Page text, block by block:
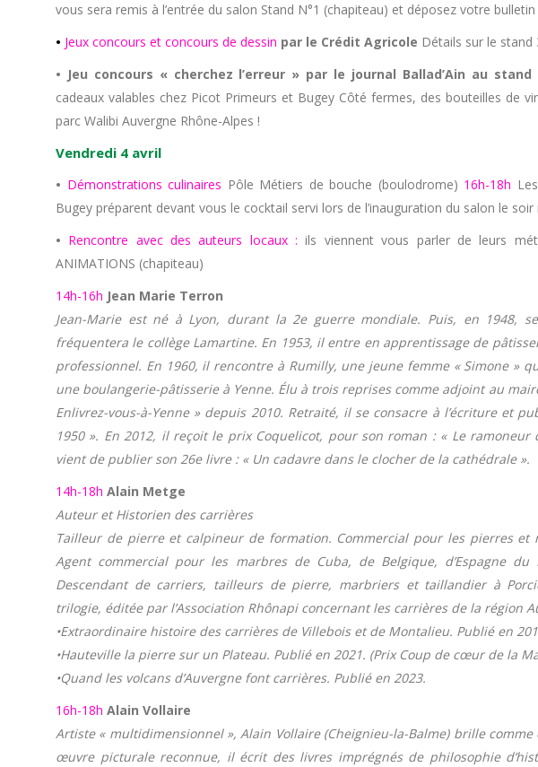
vous sera remis à l’entrée du salon Stand N°1 (chapiteau) et déposez votre bulletin
• Jeux concours et concours de dessin par le Crédit Agricole Détails sur le stand
• Jeu concours « cherchez l’erreur » par le journal Ballad’Ain au stand
cadeaux valables chez Picot Primeurs et Bugey Côté fermes, des bouteilles de
parc Walibi Auvergne Rhône-Alpes !
Vendredi 4 avril
• Démonstrations culinaires Pôle Métiers de bouche (boulodrome) 16h-18h
Bugey préparent devant vous le cocktail servi lors de l’inauguration du salon le soir
• Rencontre avec des auteurs locaux : ils viennent vous parler de leurs
ANIMATIONS (chapiteau)
14h-16h Jean Marie Terron
Jean-Marie est né à Lyon, durant la 2e guerre mondiale. Puis, en 1948,
fréquentera le collège Lamartine. En 1953, il entre en apprentissage de
professionnel. En 1960, il rencontre à Rumilly, une jeune femme « Simone »
une boulangerie-pâtisserie à Yenne. Élu à trois reprises comme adjoint au
Enlivrez-vous-à-Yenne » depuis 2010. Retraité, il se consacre à l’écriture et
1950 ». En 2012, il reçoit le prix Coquelicot, pour son roman : « Le
vient de publier son 26e livre : « Un cadavre dans le clocher de la cathédrale ».
14h-18h Alain Metge
Auteur et Historien des carrières
Tailleur de pierre et calpineur de formation. Commercial pour les pierres et
Agent commercial pour les marbres de Cuba, de Belgique, d’Espagne du
Descendant de carriers, tailleurs de pierre, marbriers et taillandier à
trilogie, éditée par l’Association Rhônapi concernant les carrières de la région
•Extraordinaire histoire des carrières de Villebois et de Montalieu. Publié en
•Hauteville la pierre sur un Plateau. Publié en 2021. (Prix Coup de cœur de la
•Quand les volcans d’Auvergne font carrières. Publié en 2023.
16h-18h Alain Vollaire
Artiste « multidimensionnel », Alain Vollaire (Cheignieu-la-Balme) brille
œuvre picturale reconnue, il écrit des livres imprégnés de philosophie